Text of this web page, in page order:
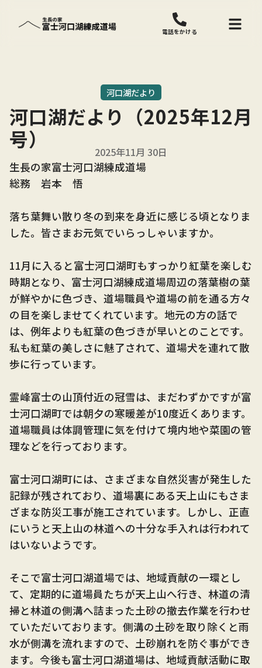
電話をかける
河口湖だより
河口湖だより（2025年12月
号）
2025年11月 30日
生長の家富士河口湖練成道場
総務 岩本 悟
落ち葉舞い散り冬の到来を身近に感じる頃となりま
した。皆さまお元気でいらっしゃいますか。
11月に入ると富士河口湖町もすっかり紅葉を楽しむ
時期となり、富士河口湖練成道場周辺の落葉樹の葉
が鮮やかに色づき、道場職員や道場の前を通る方々
の目を楽しませてくれています。地元の方の話で
は、例年よりも紅葉の色づきが早いとのことです。
私も紅葉の美しさに魅了されて、道場犬を連れて散
歩に行っています。
霊峰富士の山頂付近の冠雪は、まだわずかですが富
士河口湖町では朝夕の寒暖差が10度近くあります。
道場職員は体調管理に気を付けて境内地や菜園の管
理などを行っております。
富士河口湖町には、さまざまな自然災害が発生した
記録が残されており、道場裏にある天上山にもさま
ざまな防災工事が施工されています。しかし、正直
にいうと天上山の林道への十分な手入れは行われて
はいないようです。
そこで富士河口湖道場では、地域貢献の一環とし
て、定期的に道場員たちが天上山へ行き、林道の清
掃と林道の側溝へ詰まった土砂の撤去作業を行わせ
ていただいております。側溝の土砂を取り除くと雨
水が側溝を流れますので、土砂崩れを防ぐ事ができ
ます。今後も富士河口湖道場は、地域貢献活動に取